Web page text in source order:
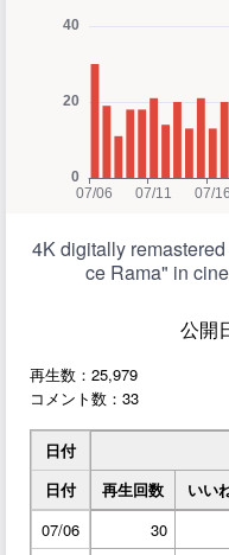
4K digitally
ce Rama" in
公開
再生数：25,979
コメント数：33
日付
日付
再生回数 いい
07/06
30